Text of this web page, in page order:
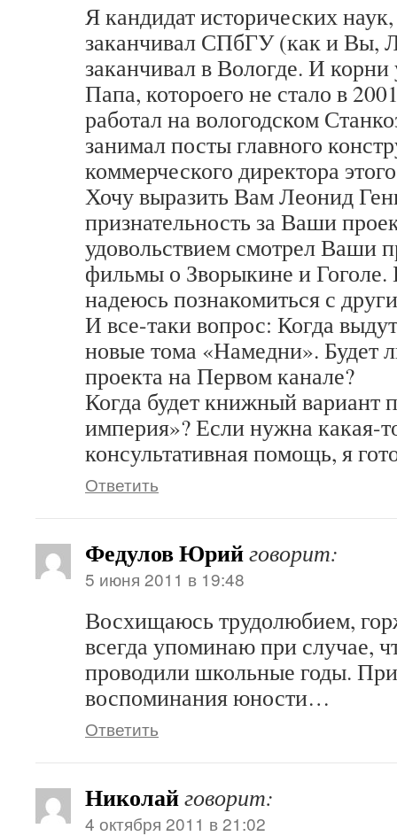
Я кандидат исторических
заканчивал СПбГУ (как и Вы,
заканчивал в Вологде. И корни
Папа, котороего не стало в
работал на вологодском
занимал посты главного
коммерческого директора
Хочу выразить Вам Леонид
признательность за Ваши
удовольствием смотрел Ваши
фильмы о Зворыкине и Гоголе.
надеюсь познакомиться с
И все-таки вопрос: Когда
новые тома «Намедни». Будет
проекта на Первом канале?
Когда будет книжный вариант
империя»? Если нужна какая-
консультативная помощь, я
Ответить
Федулов Юрийговорит:
5 июня 2011 в 19:48
Восхищаюсь трудолюбием,
всегда упоминаю при случае,
проводили школьные годы.
воспоминания юности…
Ответить
Николайговорит:
4 октября 2011 в 21:02